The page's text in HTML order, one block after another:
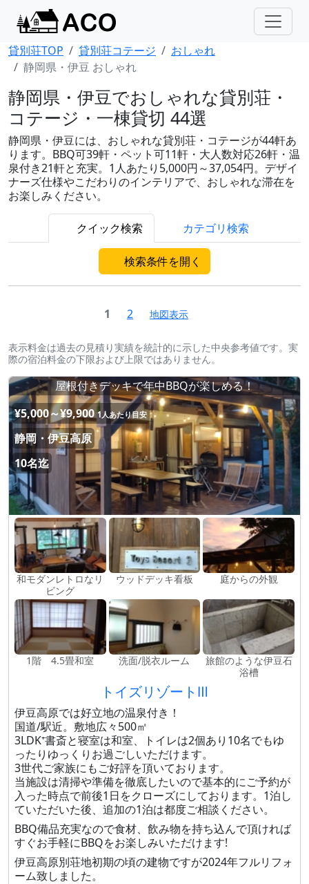
貸別荘TOP 貸別荘コテージ
おしゃれ
静岡県・伊豆 おしゃれ
静岡県・伊豆でおしゃれな貸別荘・
コテージ・一棟貸切 44選
静岡県・伊豆には、おしゃれな貸別荘・コテージが44軒あ
ります。BBQ可39軒・ペット可11軒・大人数対応26軒・温
泉付き21軒と充実。1人あたり5,000円～37,054円。デザイ
ナーズ仕様やこだわりのインテリアで、おしゃれな滞在を
お楽しみください。
クイック検索 カテゴリ検索
検索条件を開く
1 2 地図表示
表示料金は過去の見積り実績を統計的に示した中央参考値です。実
際の宿泊料金の下限および上限ではありません。
屋根付きデッキで年中BBQが楽しめる！
¥5,000～¥9,900 1人あたり目安
静岡・伊豆高原
10名迄
和モダンレトロなリ
ビング
ウッドデッキ看板 庭からの外観
1階 4.5畳和室 洗面/脱衣ルーム
旅館のような伊豆石
浴槽
トイズリゾートⅢ
伊豆高原では好立地の温泉付き！
国道/駅近。敷地広々500㎡
3LDK⁺書斎と寝室は和室、トイレは2個あり10名でもゆ
ったりゆっくりお過ごしいただけます。
3世代ご家族にもご好評を頂いております。
当施設は清掃や準備を徹底したいので基本的にご予約が
入った時点で前後1日をクローズにしております。1泊し
ていただいた後、追加の1泊は都度ご相談ください。
BBQ備品充実なので食材、飲み物を持ち込んで頂ければ
すぐお手軽にBBQをお楽しみいただけます!
伊豆高原別荘地初期の頃の建物ですが2024年フルリフォ
ーム致しました。